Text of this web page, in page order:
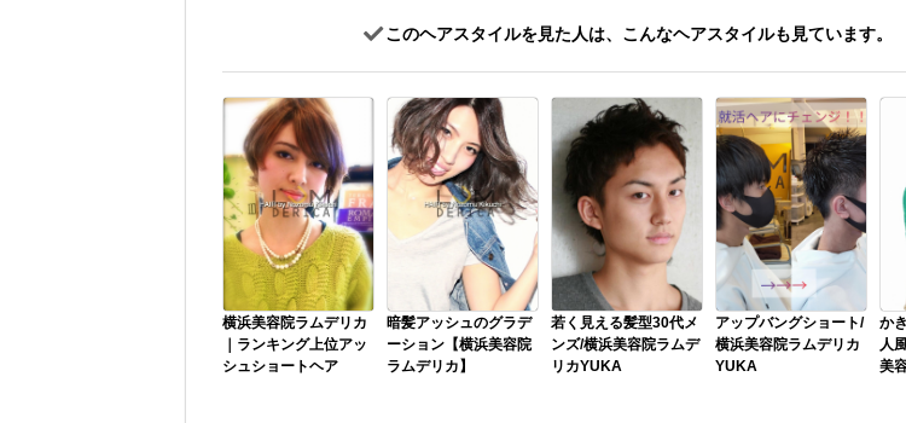
このヘアスタイルを見た人は、こんなヘアスタイルも見ています。
横浜美容院ラムデリカ
｜ランキング上位アッ
シュショートヘア
暗髪アッシュのグラデ
ーション【横浜美容院
ラムデリカ】
若く見える髪型30代メ
ンズ/横浜美容院ラムデ
リカYUKA
アップバングショート/
横浜美容院ラムデリカ
YUKA
か
人
美